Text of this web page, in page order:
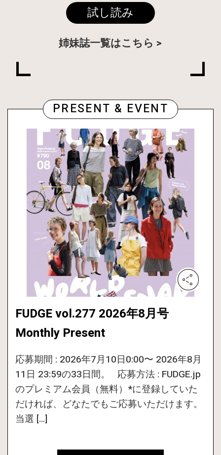
試し読み
姉妹誌一覧はこちら
PRESENT & EVENT
FUDGE vol.277 2026年8月号
Monthly Present
応募期間 : 2026年7月10日0:00〜 2026年8月
11日 23:59の33日間。 応募方法 : FUDGE.jp
のプレミアム会員（無料）*に登録していた
だければ、どなたでもご応募いただけます。
当選 […]